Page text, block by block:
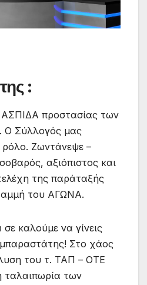
:
ΑΣΠΙΔΑ προστασίας των
Σύλλογός μας
Ζωντάνεψε –
αξιόπιστος και
της παράταξής
του ΑΓΩΝΑ.
καλούμε να γίνεις
Στο χάος
του τ. ΤΑΠ – ΟΤΕ
ταλαιπωρία των